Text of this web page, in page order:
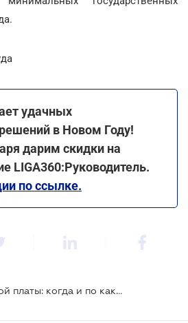
удачных
в Новом Году!
дарим скидки на
LIGA360:Руководитель.
по ссылке.
Индексация заработной платы: когда и по каким правилам осуществляется